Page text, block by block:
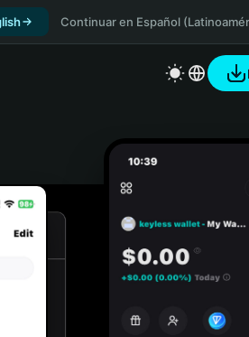
Continuar en Español